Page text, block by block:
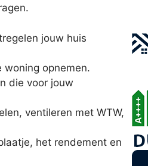
jouw huis
woning opnemen.
die voor jouw
ventileren met WTW,
het rendement en